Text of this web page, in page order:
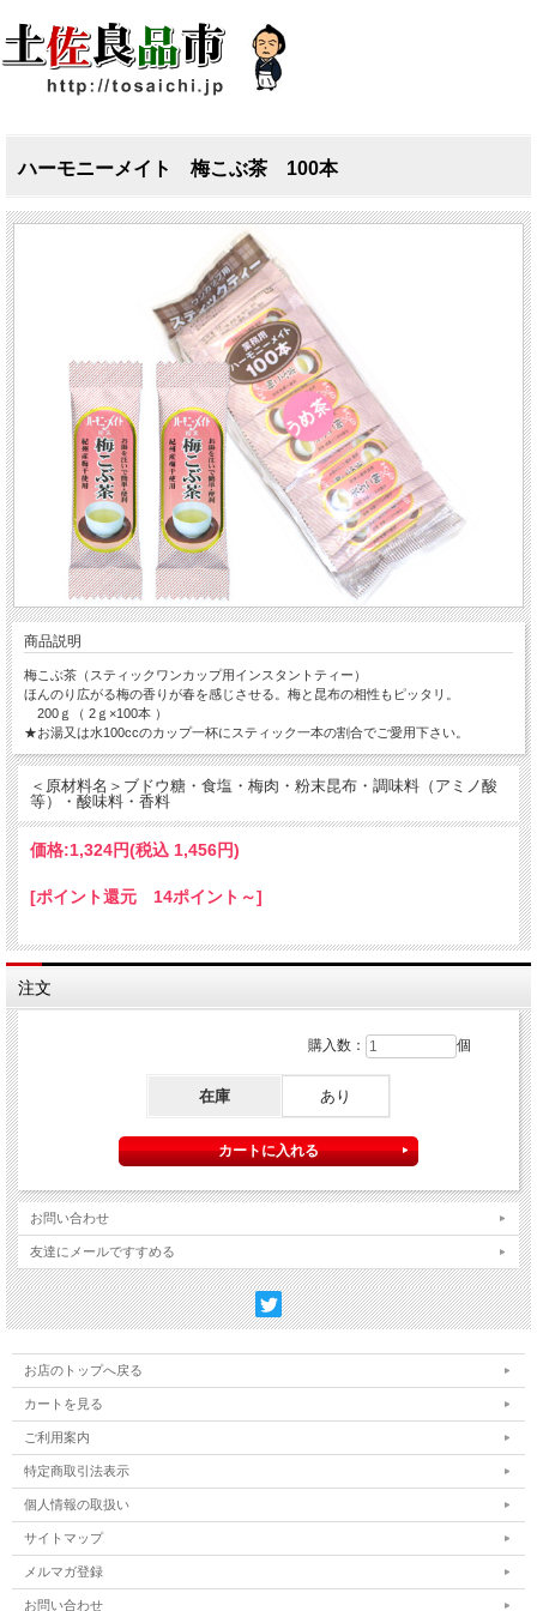
ハーモニーメイト 梅こぶ茶 100本
商品説明
梅こぶ茶（スティックワンカップ用インスタントティー）
ほんのり広がる梅の香りが春を感じさせる。梅と昆布の相性もピッタリ。
200ｇ（ 2ｇ×100本 ）
★お湯又は水100ccのカップ一杯にスティック一本の割合でご愛用下さい。
＜原材料名＞ブドウ糖・食塩・梅肉・粉末昆布・調味料（アミノ酸
等）・酸味料・香料
価格:1,324円(税込 1,456円)
[ポイント還元 14ポイント～]
注文
購入数： 個
在庫 あり
お問い合わせ
友達にメールですすめる
お店のトップへ戻る
カートを見る
ご利用案内
特定商取引法表示
個人情報の取扱い
サイトマップ
メルマガ登録
お問い合わせ